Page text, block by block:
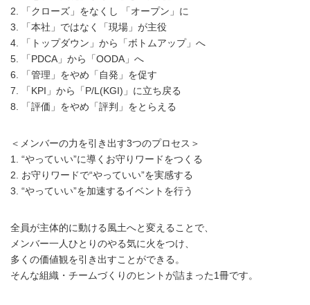
2. 「クローズ」をなくし 「オープン」に
3. 「本社」ではなく「現場」が主役
4. 「トップダウン」から「ボトムアップ」へ
5. 「PDCA」から「OODA」へ
6. 「管理」をやめ「自発」を促す
7. 「KPI」から「P/L(KGI)」に立ち戻る
8. 「評価」をやめ「評判」をとらえる
＜メンバーの力を引き出す3つのプロセス＞
1. “やっていい”に導くお守りワードをつくる
2. お守りワードで“やっていい”を実感する
3. “やっていい”を加速するイベントを行う
全員が主体的に動ける風土へと変えることで、
メンバー一人ひとりのやる気に火をつけ、
多くの価値観を引き出すことができる。
そんな組織・チームづくりのヒントが詰まった1冊です。